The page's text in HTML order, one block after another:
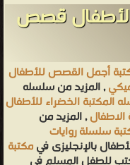
قصص
أجمل القصص للأطفال
, المزيد من سلسله
المكتبة الخضراء للأطفال
الاطفال, المزيد من
سلسلة روايات
بالإنجليزى فيمكتبة